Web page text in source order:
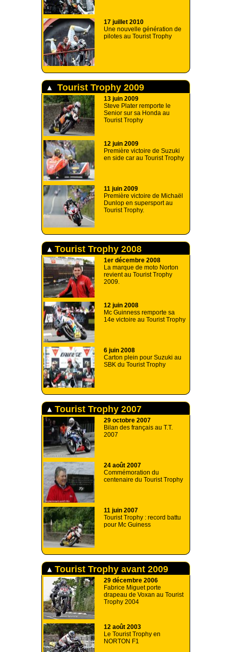
17 juillet 2010
Une nouvelle génération de
pilotes au Tourist Trophy
Tourist Trophy 2009
13 juin 2009
Steve Plater remporte le
Senior sur sa Honda au
Tourist Trophy
12 juin 2009
Première victoire de Suzuki
en side car au Tourist Trophy
11 juin 2009
Première victoire de Michaël
Dunlop en supersport au
Tourist Trophy.
Tourist Trophy 2008
1er décembre 2008
La marque de moto Norton
revient au Tourist Trophy
2009.
12 juin 2008
Mc Guinness remporte sa
14e victoire au Tourist Trophy
6 juin 2008
Carton plein pour Suzuki au
SBK du Tourist Trophy
Tourist Trophy 2007
29 octobre 2007
Bilan des français au T.T.
2007
24 août 2007
Commémoration du
centenaire du Tourist Trophy
11 juin 2007
Tourist Trophy : record battu
pour Mc Guiness
Tourist Trophy avant 2009
29 décembre 2006
Fabrice Miguet porte
drapeau de Voxan au Tourist
Trophy 2004
12 août 2003
Le Tourist Trophy en
NORTON F1